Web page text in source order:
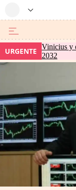
URGENTE
Vinicius y
2032